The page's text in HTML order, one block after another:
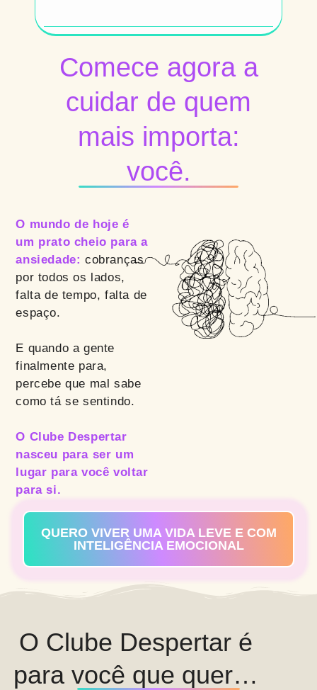
Comece agora a
cuidar de quem
mais importa:
você.
O mundo de hoje é
um prato cheio para a
ansiedade: cobranças
por todos os lados,
falta de tempo, falta de
espaço.
E quando a gente
finalmente para,
percebe que mal sabe
como tá se sentindo.
O Clube Despertar
nasceu para ser um
lugar para você voltar
para si.
QUERO VIVER UMA VIDA LEVE E COM
INTELIGÊNCIA EMOCIONAL
O Clube Despertar é
para você que quer…